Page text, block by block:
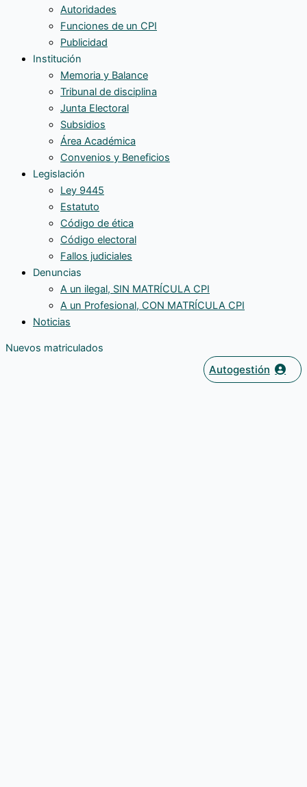
Autoridades
Funciones de un CPI
Publicidad
Institución
Memoria y Balance
Tribunal de disciplina
Junta Electoral
Subsidios
Área Académica
Convenios y Beneficios
Legislación
Ley 9445
Estatuto
Código de ética
Código electoral
Fallos judiciales
Denuncias
A un ilegal, SIN MATRÍCULA CPI
A un Profesional, CON MATRÍCULA CPI
Noticias
Nuevos matriculados
Autogestión